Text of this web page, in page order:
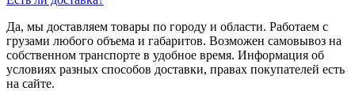
Да, мы доставляем товары по городу и области. Работаем с
грузами любого объема и габаритов. Возможен самовывоз на
собственном транспорте в удобное время. Информация об
условиях разных способов доставки, правах покупателей есть
на сайте.